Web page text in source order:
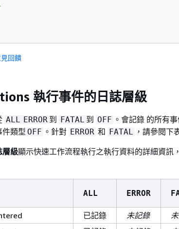
回饋
執行事件的日誌層級
ALL ERROR 到 FATAL 到 OFF 。會記錄 的所有
件類型 OFF 。針對 ERROR 和 FATAL ，請參閱下
層級顯示快速工作流程執行之執行資料的詳細資訊
ALL ERROR
已記錄 未記錄